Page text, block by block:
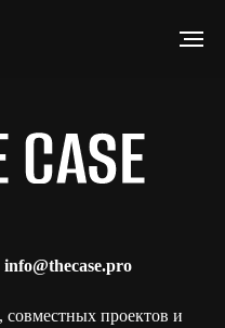
info@thecase.pro
совместных проектов и